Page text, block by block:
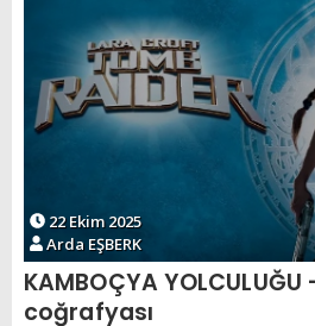
22 Ekim 2025
Arda EŞBERK
KAMBOÇYA
coğrafyası